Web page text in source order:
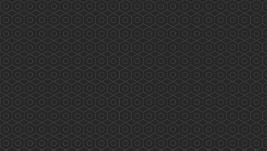
藥劑及毒藥管理局「藥劑師專業發展專案組」 會
議內容重點 (2019.4.2)
2019年4月2日藥劑及毒藥管理局「藥劑師專業發
展專案組」 會議內容重點 會議由8個團體代表
參與，內容主要由局方介紹美國、英國、澳洲、
加拿大、新加坡及中國等地區藥劑師的持續教育
情況及香港藥劑及毒藥管理局、美國、英國、澳
洲、加拿大及中國Pharmacy Council 的情況。
香港藥學會要求Term of Refe...
More
相「藥」在沙田 (2019.07.19)
2019/07/19 香港藥學會 香港藥學會慈善基金 相
「藥」在沙田 沙田區長者安全用藥推廣及實踐計
劃除了研究報告，藥劑師藥物諮詢計劃外，還有
老友記參與成為「安全用藥大使」。 百多位老友